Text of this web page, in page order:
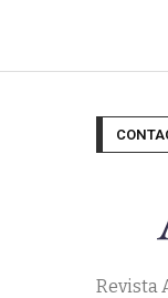
Revista